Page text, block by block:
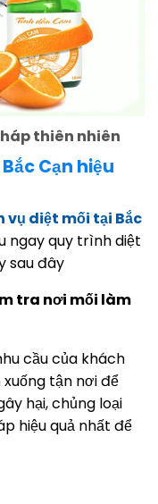
thiên nhiên
Cạn hiệu
vụ diệt mối tại Bắc
ngay quy trình diệt
sau đây
tra nơi mối làm
cầu của khách
tận nơi để
hại, chủng loại
hiệu quả nhất để